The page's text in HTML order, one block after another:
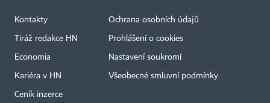
Kontakty
Tiráž redakce HN
Economia
Kariéra v HN
Ceník inzerce
Ochrana osobních údajů
Prohlášení o cookies
Nastavení soukromí
Všeobecné smluvní podmínky